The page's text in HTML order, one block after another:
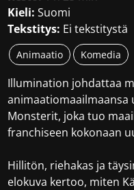
Kieli: Suomi
Tekstitys: Ei tekstitystä
Animaatio Komedia
Illumination johdattaa
animaatiomaailmaansa
Monsterit, joka tuo
franchiseen kokonaan
Hillitön, riehakas ja
elokuva kertoo, miten